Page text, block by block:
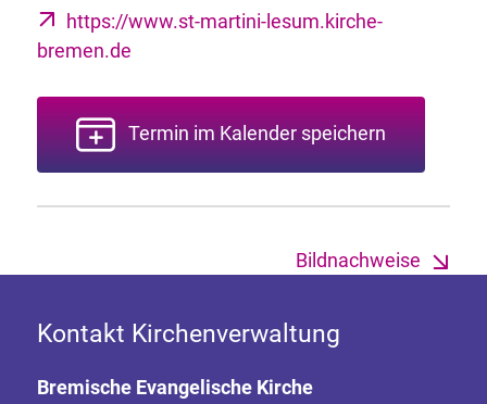
https://www.st-martini-lesum.kirche-
bremen.de
Termin im Kalender speichern
Bildnachweise
Kontakt Kirchenverwaltung
Bremische Evangelische Kirche